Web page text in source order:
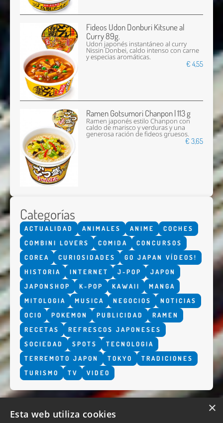
Fideos Udon Donburi Kitsune al
Curry 89g.
Udon japonés instantáneo al curry
Nissin Donbei, caldo intenso con carne
y especias aromáticas.
€ 4,55
Ramen Gotsumori Chanpon | 113 g
Ramen japonés estilo Chanpon con
caldo de marisco y verduras y una
generosa ración de fideos gruesos.
€ 3,65
Categorías
ACTUALIDAD ANIMALES ANIME
COCHES
COMBINI LOVERS
COMIDA
CONCURSOS
COREA
CURIOSIDADES
GO JAPAN VÍDEOS!
HISTORIA
INTERNET J-POP
JAPON
JAPONSHOP
K-POP KAWAII
MANGA
MITOLOGIA
MUSICA NEGOCIOS
NOTICIAS
OCIO
POKEMON PUBLICIDAD
RAMEN
RECETAS
REFRESCOS JAPONESES
SOCIEDAD
SPOTS
TECNOLOGIA
TERREMOTO JAPON
TOKYO
TRADICIONES
TURISMO
TV VIDEO
×
Esta web utiliza cookies